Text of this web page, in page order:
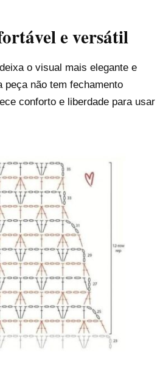
e versátil
o visual mais elegante e
peça não tem fechamento
conforto e liberdade para usar